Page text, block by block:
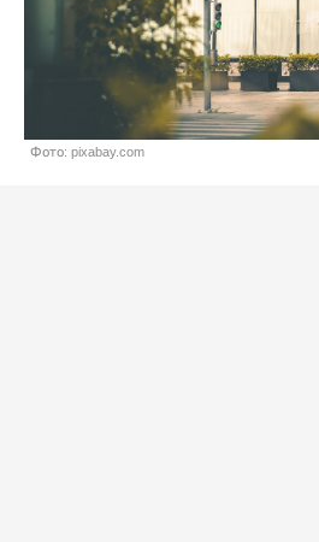
Фото: pixabay.com